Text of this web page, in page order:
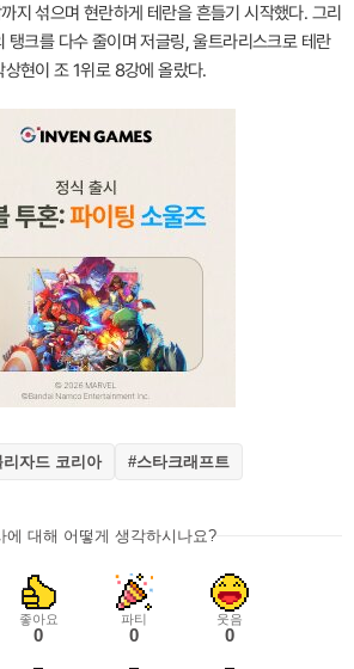
지 섞으며 현란하게 테란을 흔들기 시작했다. 그리
탱크를 다수 줄이며 저글링, 울트라리스크로 테란
현이 조 1위로 8강에 올랐다.
리자드 코리아 #스타크래프트
에 대해 어떻게 생각하시나요?
좋아요
0
파티
0
웃음
0